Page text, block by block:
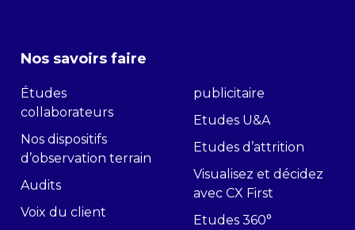
Nos savoirs faire
Études
collaborateurs
Nos dispositifs
d’observation terrain
Audits
Voix du client
publicitaire
Etudes U&A
Etudes d’attrition
Visualisez et décidez
avec CX First
Etudes 360°